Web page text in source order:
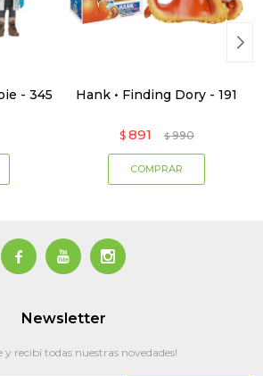
- 345 Hank • Finding Dory - 191
$ 891 $ 990
  
Newsletter
y recibí todas nuestras novedades!